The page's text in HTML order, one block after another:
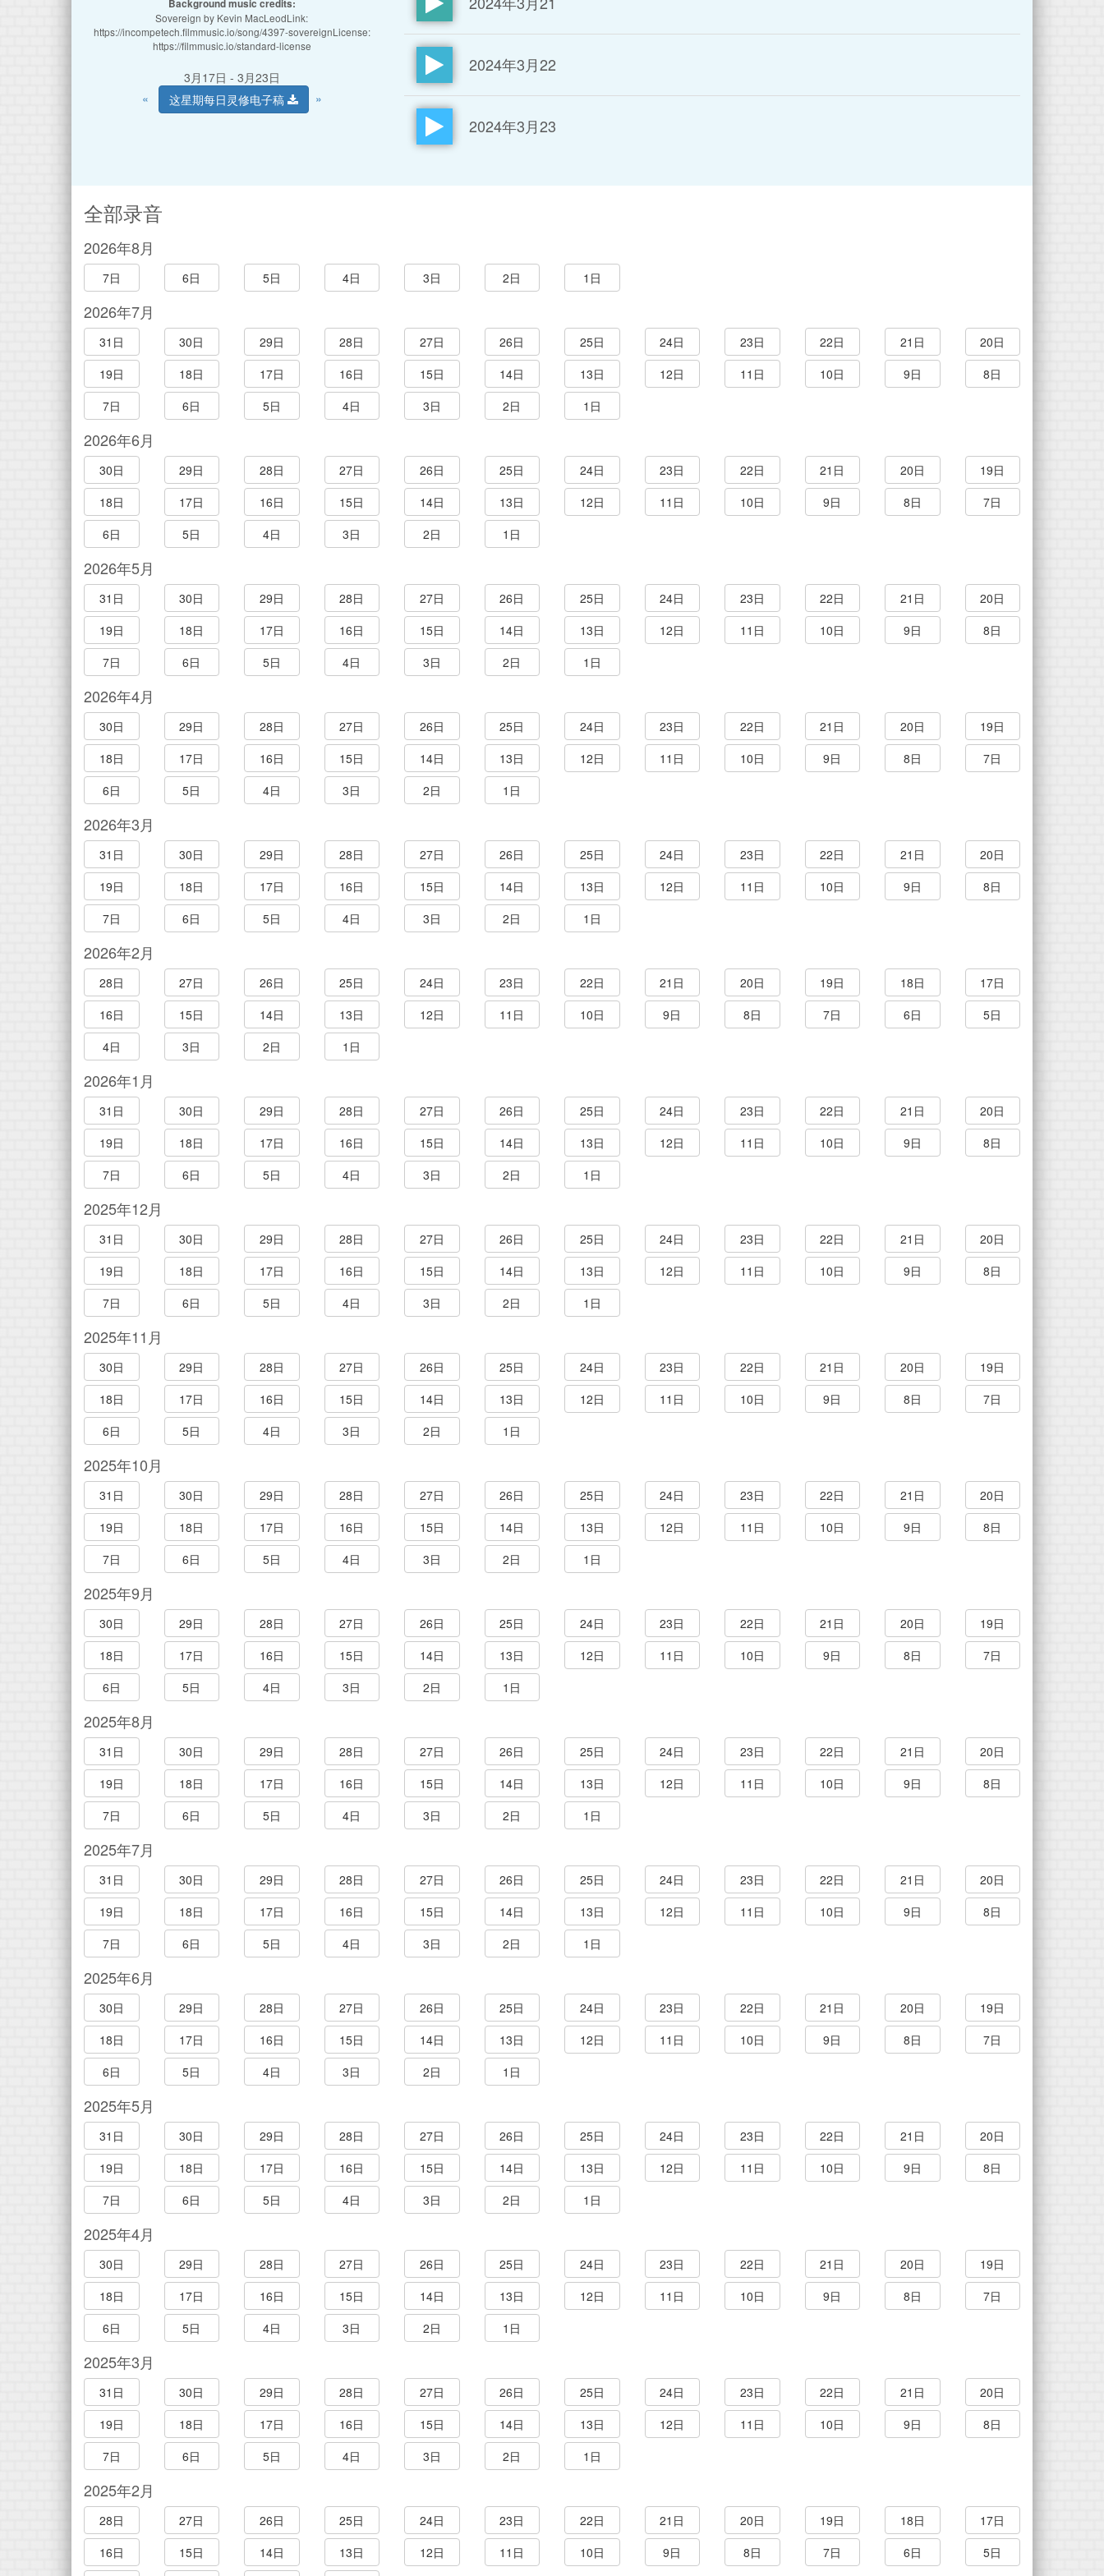
Background music credits:
Sovereign by Kevin MacLeodLink:
https://incompetech.filmmusic.io/song/4397-sovereignLicense:
https://filmmusic.io/standard-license
3月17日 - 3月23日
«
这星期每日灵修电子稿 »
2024年3月22
2024年3月23
全部录音
2026年8月
7日 6日 5日 4日 3日 2日 1日
2026年7月
31日 30日 29日 28日 27日 26日 25日 24日 23日 22日 21日
20日
19日
18日 17日 16日 15日 14日 13日 12日 11日 10日 9日
8日
7日
6日 5日 4日 3日 2日 1日
2026年6月
30日 29日 28日 27日 26日 25日 24日 23日 22日 21日 20日
19日
18日
17日 16日 15日 14日 13日 12日 11日 10日 9日 8日
7日
6日
5日 4日 3日 2日 1日
2026年5月
31日 30日 29日 28日 27日 26日 25日 24日 23日 22日 21日
20日
19日
18日 17日 16日 15日 14日 13日 12日 11日 10日 9日
8日
7日
6日 5日 4日 3日 2日 1日
2026年4月
30日 29日 28日 27日 26日 25日 24日 23日 22日 21日 20日
19日
18日
17日 16日 15日 14日 13日 12日 11日 10日 9日 8日
7日
6日
5日 4日 3日 2日 1日
2026年3月
31日 30日 29日 28日 27日 26日 25日 24日 23日 22日 21日
20日
19日
18日 17日 16日 15日 14日 13日 12日 11日 10日 9日
8日
7日
6日 5日 4日 3日 2日 1日
2026年2月
28日 27日 26日 25日 24日 23日 22日 21日 20日 19日 18日
17日
16日
15日 14日 13日 12日 11日 10日 9日 8日 7日 6日
5日
4日
3日 2日 1日
2026年1月
31日 30日 29日 28日 27日 26日 25日 24日 23日 22日 21日
20日
19日
18日 17日 16日 15日 14日 13日 12日 11日 10日 9日
8日
7日
6日 5日 4日 3日 2日 1日
2025年12月
31日 30日 29日 28日 27日 26日 25日 24日 23日 22日 21日
20日
19日
18日 17日 16日 15日 14日 13日 12日 11日 10日 9日
8日
7日
6日 5日 4日 3日 2日 1日
2025年11月
30日 29日 28日 27日 26日 25日 24日 23日 22日 21日 20日
19日
18日
17日 16日 15日 14日 13日 12日 11日 10日 9日 8日
7日
6日
5日 4日 3日 2日 1日
2025年10月
31日 30日 29日 28日 27日 26日 25日 24日 23日 22日 21日
20日
19日
18日 17日 16日 15日 14日 13日 12日 11日 10日 9日
8日
7日
6日 5日 4日 3日 2日 1日
2025年9月
30日 29日 28日 27日 26日 25日 24日 23日 22日 21日 20日
19日
18日
17日 16日 15日 14日 13日 12日 11日 10日 9日 8日
7日
6日
5日 4日 3日 2日 1日
2025年8月
31日 30日 29日 28日 27日 26日 25日 24日 23日 22日 21日
20日
19日
18日 17日 16日 15日 14日 13日 12日 11日 10日 9日
8日
7日
6日 5日 4日 3日 2日 1日
2025年7月
31日 30日 29日 28日 27日 26日 25日 24日 23日 22日 21日
20日
19日
18日 17日 16日 15日 14日 13日 12日 11日 10日 9日
8日
7日
6日 5日 4日 3日 2日 1日
2025年6月
30日 29日 28日 27日 26日 25日 24日 23日 22日 21日 20日
19日
18日
17日 16日 15日 14日 13日 12日 11日 10日 9日 8日
7日
6日
5日 4日 3日 2日 1日
2025年5月
31日 30日 29日 28日 27日 26日 25日 24日 23日 22日 21日
20日
19日
18日 17日 16日 15日 14日 13日 12日 11日 10日 9日
8日
7日
6日 5日 4日 3日 2日 1日
2025年4月
30日 29日 28日 27日 26日 25日 24日 23日 22日 21日 20日
19日
18日
17日 16日 15日 14日 13日 12日 11日 10日 9日 8日
7日
6日
5日 4日 3日 2日 1日
2025年3月
31日 30日 29日 28日 27日 26日 25日 24日 23日 22日 21日
20日
19日
18日 17日 16日 15日 14日 13日 12日 11日 10日 9日
8日
7日
6日 5日 4日 3日 2日 1日
2025年2月
28日 27日 26日 25日 24日 23日 22日 21日 20日 19日 18日
17日
16日
15日 14日 13日 12日 11日 10日 9日 8日 7日 6日 5日